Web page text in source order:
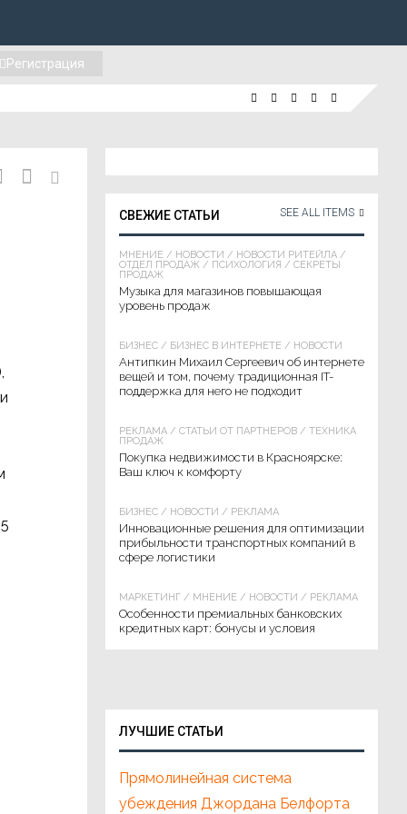
Регистрация
СВЕЖИЕ СТАТЬИ SEE ALL ITEMS
МНЕНИЕ / НОВОСТИ / НОВОСТИ РИТЕЙЛА /
ОТДЕЛ ПРОДАЖ / ПСИХОЛОГИЯ / СЕКРЕТЫ
ПРОДАЖ
Музыка для магазинов повышающая
уровень продаж
БИЗНЕС / БИЗНЕС В ИНТЕРНЕТЕ / НОВОСТИ
Антипкин Михаил Сергеевич об интернете
вещей и том, почему традиционная IT-
поддержка для него не подходит
РЕКЛАМА / СТАТЬИ ОТ ПАРТНЁРОВ / ТЕХНИКА
ПРОДАЖ
Покупка недвижимости в Красноярске:
Ваш ключ к комфорту
БИЗНЕС / НОВОСТИ / РЕКЛАМА
Инновационные решения для оптимизации
прибыльности транспортных компаний в
сфере логистики
МАРКЕТИНГ / МНЕНИЕ / НОВОСТИ / РЕКЛАМА
Особенности премиальных банковских
кредитных карт: бонусы и условия
ЛУЧШИЕ СТАТЬИ
Прямолинейная система
убеждения Джордана Белфорта